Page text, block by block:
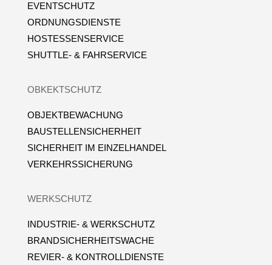
EVENTSCHUTZ
ORDNUNGSDIENSTE
HOSTESSENSERVICE
SHUTTLE- & FAHRSERVICE
OBKEKTSCHUTZ
OBJEKTBEWACHUNG
BAUSTELLENSICHERHEIT
SICHERHEIT IM EINZELHANDEL
VERKEHRSSICHERUNG
WERKSCHUTZ
INDUSTRIE- & WERKSCHUTZ
BRANDSICHERHEITSWACHE
REVIER- & KONTROLLDIENSTE